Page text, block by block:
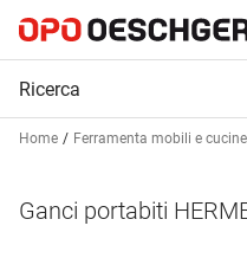
Home Ferramenta mobili e cucine
Ganci portabiti